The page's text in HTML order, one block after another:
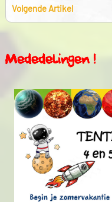
Volgende Artikel
Mededelingen !